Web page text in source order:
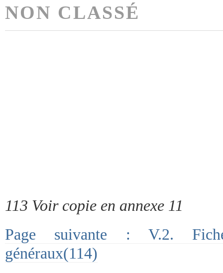
NON CLASSÉ
113 Voir copie en annexe 11
Page suivante : V.2.
généraux(114)